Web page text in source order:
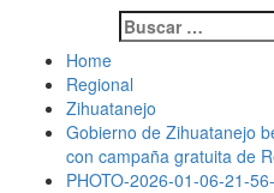
Buscar:
Home
Regional
Zihuatanejo
Gobierno de Zihuatanejo
con campaña gratuita de
PHOTO-2026-01-06-21-